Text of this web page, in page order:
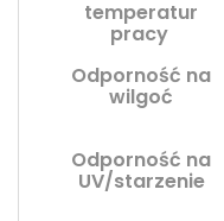
temperatur
pracy
Odporność na
wilgoć
Odporność na
UV/starzenie